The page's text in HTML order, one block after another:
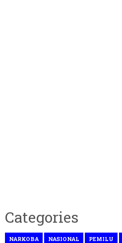
Categories
NARKOBA NASIONAL PEMILU